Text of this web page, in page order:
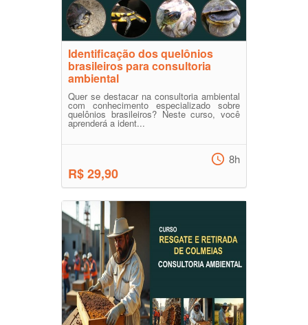
Identificação dos quelônios
brasileiros para consultoria
ambiental
Quer se destacar na consultoria ambiental
com conhecimento especializado sobre
quelônios brasileiros? Neste curso, você
aprenderá a ident...
R$ 29,90
8h